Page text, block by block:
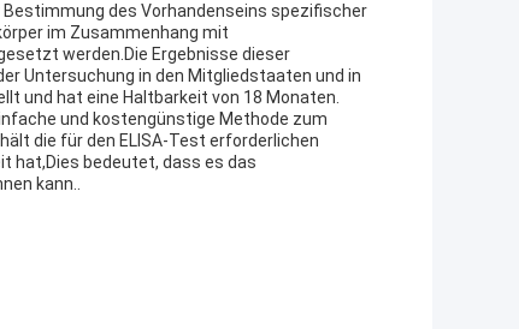
des Vorhandenseins spezifischer
im Zusammenhang mit
werden.Die Ergebnisse dieser
Untersuchung in den Mitgliedstaaten und in
und hat eine Haltbarkeit von 18 Monaten.
und kostengünstige Methode zum
die für den ELISA-Test erforderlichen
hat,Dies bedeutet, dass es das
kann..